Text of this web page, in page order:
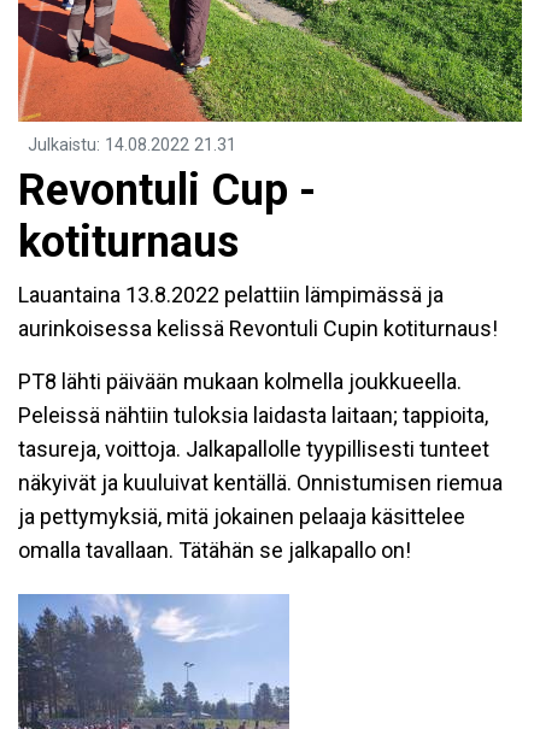
Julkaistu: 14.08.2022 21.31
Revontuli Cup -
kotiturnaus
Lauantaina 13.8.2022 pelattiin lämpimässä ja
aurinkoisessa kelissä Revontuli Cupin kotiturnaus!
PT8 lähti päivään mukaan kolmella joukkueella.
Peleissä nähtiin tuloksia laidasta laitaan; tappioita,
tasureja, voittoja. Jalkapallolle tyypillisesti tunteet
näkyivät ja kuuluivat kentällä. Onnistumisen riemua
ja pettymyksiä, mitä jokainen pelaaja käsittelee
omalla tavallaan. Tätähän se jalkapallo on!